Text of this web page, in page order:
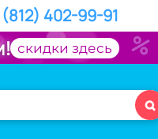
(812) 402-99-91
скидки здесь